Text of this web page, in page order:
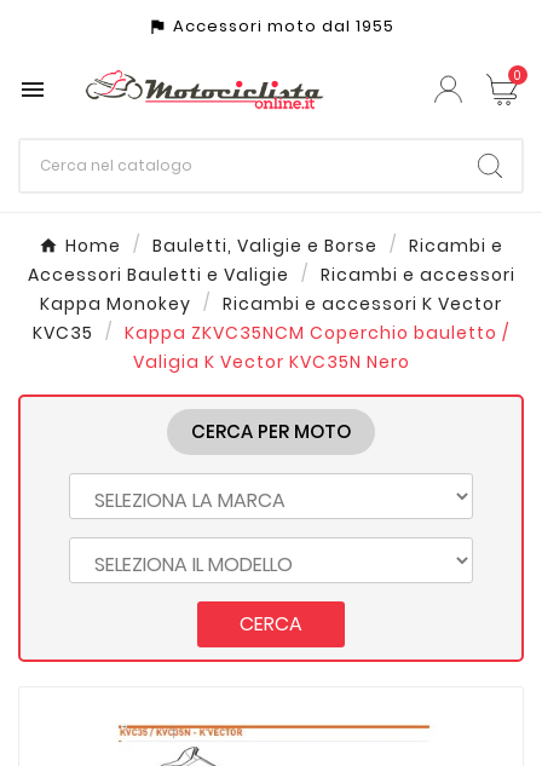
assistant_photo Accessori moto dal 1955
 0
Home Bauletti, Valigie e Borse
Ricambi e
Accessori Bauletti e Valigie
Ricambi e accessori
Kappa Monokey
Ricambi e accessori K Vector
KVC35
Kappa ZKVC35NCM Coperchio bauletto /
Valigia K Vector KVC35N Nero
CERCA PER MOTO
CERCA